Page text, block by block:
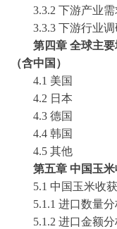
3.3.2 下游产业
3.3.3 下游行业
第四章 全球主
（含中国）
4.1 美国
4.2 日本
4.3 德国
4.4 韩国
4.5 其他
第五章 中国玉
5.1 中国玉米收
5.1.1 进口数量
5.1.2 进口金额